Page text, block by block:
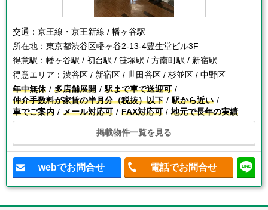
交通： 京王線・京王新線 / 幡ヶ谷駅
所在地： 東京都渋谷区幡ヶ谷2-13-4豊生堂ビル3F
得意駅： 幡ヶ谷駅 / 初台駅 / 笹塚駅 / 方南町駅 / 新宿駅
得意エリア： 渋谷区 / 新宿区 / 世田谷区 / 杉並区 / 中野区
年中無休
多店舗展開
駅まで車で送迎可
仲介手数料が家賃の半月分（税抜）以下
駅から近い
車でご案内
メール対応可 FAX対応可 地元で長年の実績
掲載物件一覧を見る
webでお問合せ 電話でお問合せ